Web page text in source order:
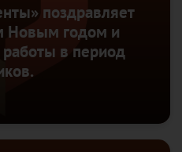
поздравляет
Новым годом и
в период